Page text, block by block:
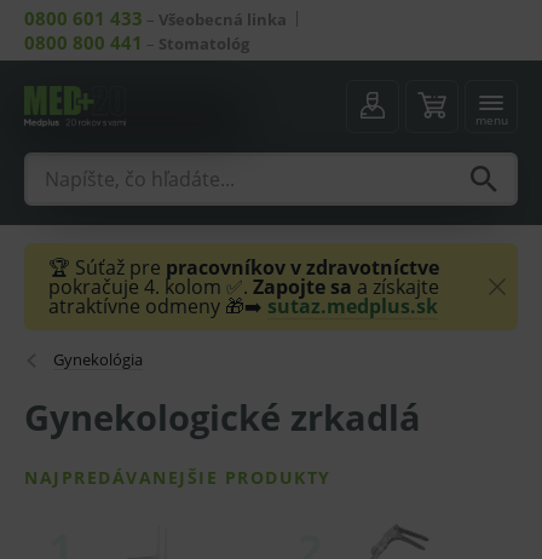
0800 601 433 – Všeobecná linka
0800 800 441 – Stomatológ
menu
🏆 Súťaž pre pracovníkov v zdravotníctve
pokračuje 4. kolom ✅. Zapojte sa a získajte
atraktívne odmeny 🎁➡️ sutaz.medplus.sk
Gynekológia
Gynekologické zrkadlá